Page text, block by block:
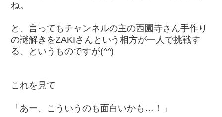
ね。
と、言ってもチャンネルの主の西園寺さん手作り
の謎解きをZAKIさんという相方が一人で挑戦す
る、というものですが(^^)
これを見て
「あー、こういうのも面白いかも…！」